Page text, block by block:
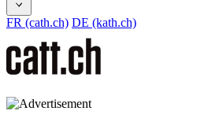
FR (cath.ch) DE (kath.ch)